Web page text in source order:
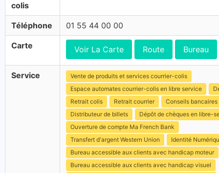
colis
Téléphone 01 55 44 00 00
Carte Voir La Carte Route Bureau
Service
Vente de produits et services courrier-colis
Espace automates courrier-colis en libre service
Retrait colis
Retrait courrier
Conseils bancaires
Distributeur de billets
Dépôt de chèques en libre-
Ouverture de compte Ma French Bank
Transfert d'argent Western Union
Identité
Bureau accessible aux clients avec handicap moteur
Bureau accessible aux clients avec handicap visuel